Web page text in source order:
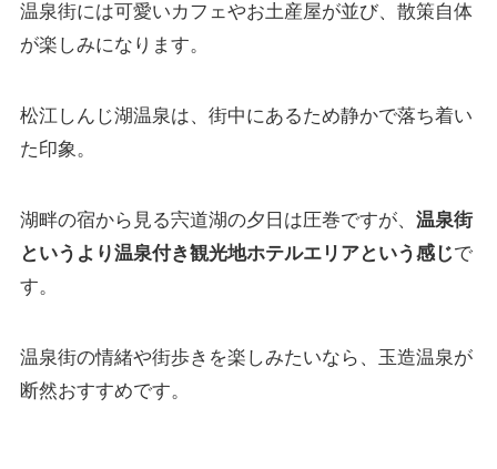
温泉街には可愛いカフェやお土産屋が並び、散策自体
が楽しみになります。
松江しんじ湖温泉は、街中にあるため静かで落ち着い
た印象。
湖畔の宿から見る宍道湖の夕日は圧巻ですが、 温泉街
というより温泉付き観光地ホテルエリアという感じで
す。
温泉街の情緒や街歩きを楽しみたいなら、玉造温泉が
断然おすすめです。